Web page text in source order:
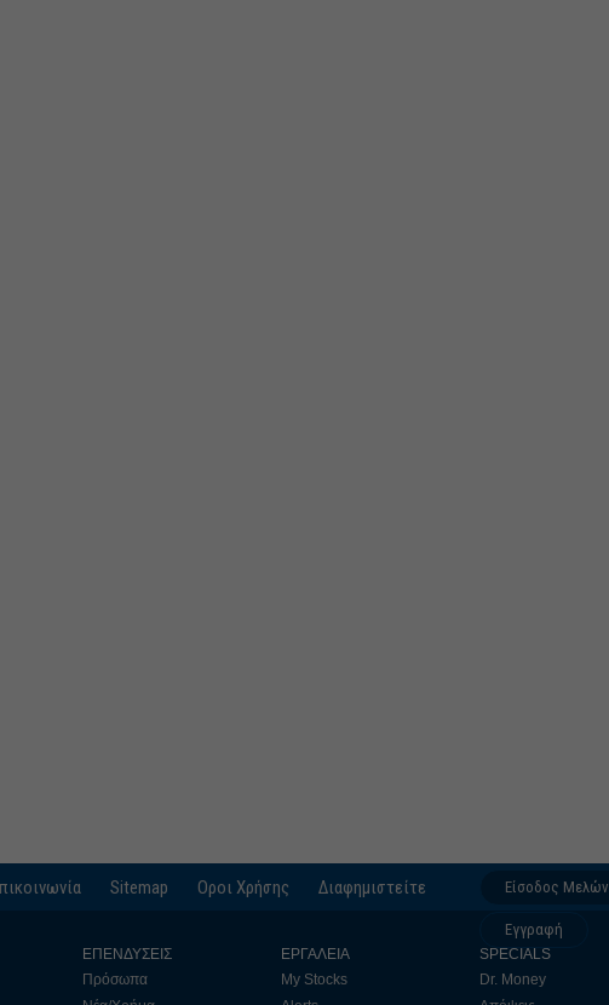
Sitemap Οροι Χρήσης Διαφημιστείτε Είσοδος Μελών
Εγγραφή
ΕΠΕΝΔΥΣΕΙΣ
Πρόσωπα
ΕΡΓΑΛΕΙΑ
My Stocks
SPECIALS
Dr. Money